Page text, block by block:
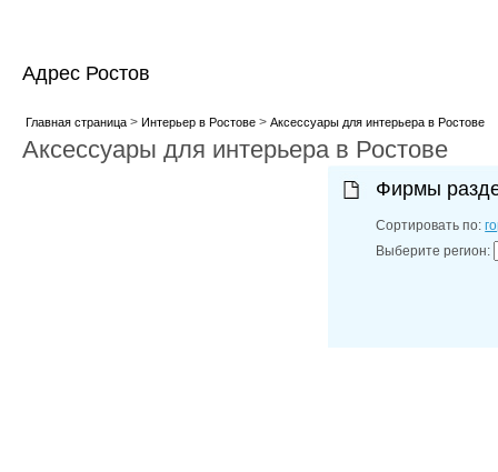
Адрес Ростов
Главная страница> Интерьер в Ростове> Аксессуары для интерьера в Ростове
Аксессуары для интерьера в Ростове
Фирмы
Сортировать по:
Выберите регион: